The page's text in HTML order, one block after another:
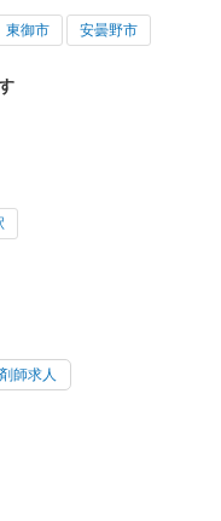
東御市 安曇野市
師求人